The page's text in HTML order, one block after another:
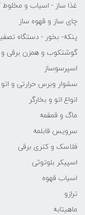
غذا ساز - اسیاب و
چای ساز و قهوه ساز
پنکه- بخور - دستگاه
گوشتکوب و همزن برقی
اسپرسوساز
سشوار وبرس حرارتی و
انواع اتو و بخارگر
ماگ و قمقمه
سرویس قابلمه
فلاسک و کتری برقی
اسپیکر بلوتوثی
اسیاب قهوه
ترازو
ماهیتابه